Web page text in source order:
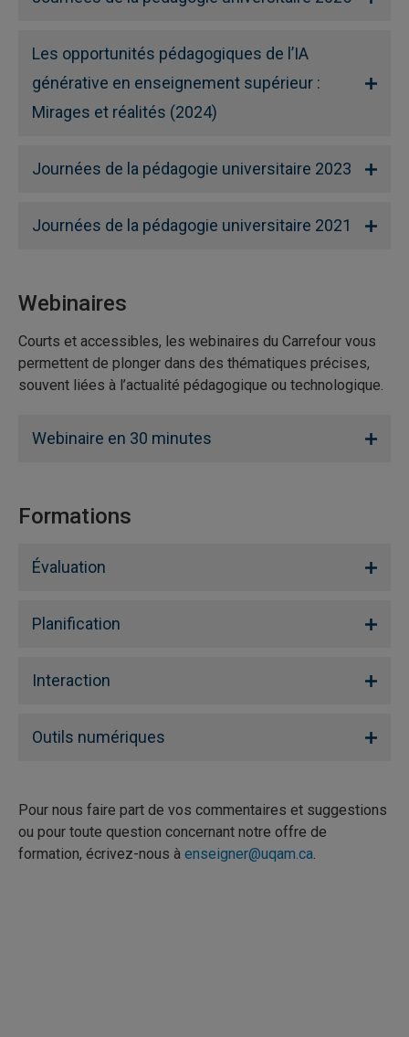
Les opportunités pédagogiques de l’IA
générative en enseignement supérieur :
Mirages et réalités (2024)
Journées de la pédagogie universitaire 2023
Journées de la pédagogie universitaire 2021
Webinaires
Courts et accessibles, les webinaires du Carrefour vous
permettent de plonger dans des thématiques précises,
souvent liées à l’actualité pédagogique ou technologique.
Webinaire en 30 minutes
Formations
Évaluation
Planification
Interaction
Outils numériques
Pour nous faire part de vos commentaires et suggestions
ou pour toute question concernant notre offre de
formation, écrivez-nous à enseigner@uqam.ca.